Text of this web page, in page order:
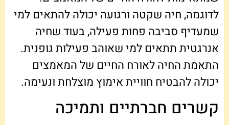
לדוגמה, חיה שקטה ורגועה יכולה להתאים למי
שמעדיף סביבה פחות פעילה, בעוד שחיה
אנרגטית תתאים למי שאוהב פעילות גופנית.
התאמת החיה לאורח החיים של המאמצים
יכולה להבטיח חוויית אימוץ מוצלחת ונעימה.
קשרים חברתיים ותמיכה